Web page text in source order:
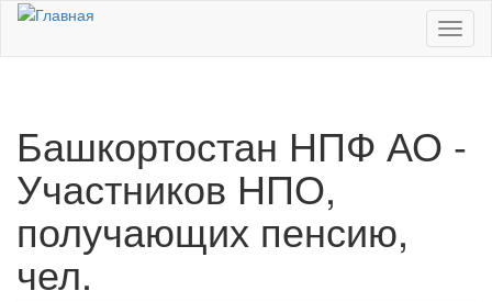
Перейти к основному содержанию
Башкортостан НПФ АО -
Участников НПО,
получающих пенсию,
чел.